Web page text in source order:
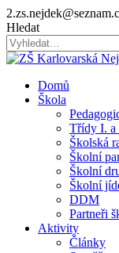
Hledat
Domů
Škola
Třídy I. a
Školská
Školní
Školní
Školní
DDM
Partneři
Aktivity
Články